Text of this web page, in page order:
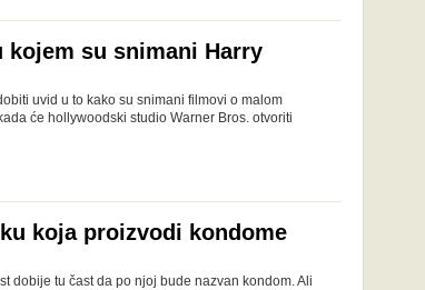
kojem su snimani Harry
uvid u to kako su snimani filmovi o malom
će hollywoodski studio Warner Bros. otvoriti
koja proizvodi kondome
dobije tu čast da po njoj bude nazvan kondom. Ali